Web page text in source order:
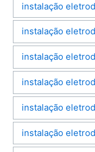
instalação
instalação
instalação
instalação
instalação
instalação